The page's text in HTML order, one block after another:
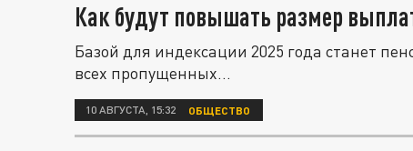
Как будут повышать размер
Базой для индексации 2025 года станет
всех пропущенных...
10 АВГУСТА, 15:32 ОБЩЕСТВО